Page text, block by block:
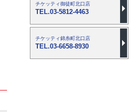
チケッティ御徒町北口店
TEL.03-5812-4463
チケッティ錦糸町北口店
TEL.03-6658-8930